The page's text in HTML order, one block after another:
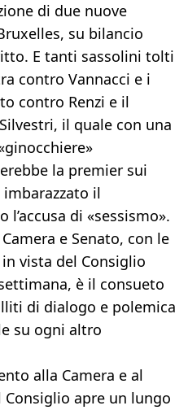
di due nuove
su bilancio
E tanti sassolini tolti
contro Vannacci e i
contro Renzi e il
il quale con una
la premier sui
il
di «sessismo».
e Senato, con le
vista del Consiglio
è il consueto
di dialogo e polemica
su ogni altro
alla Camera e al
apre un lungo